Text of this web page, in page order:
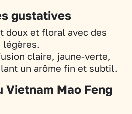
gustatives
doux et floral avec des
légères.
claire, jaune-verte,
un arôme fin et subtil.
Vietnam Mao Feng